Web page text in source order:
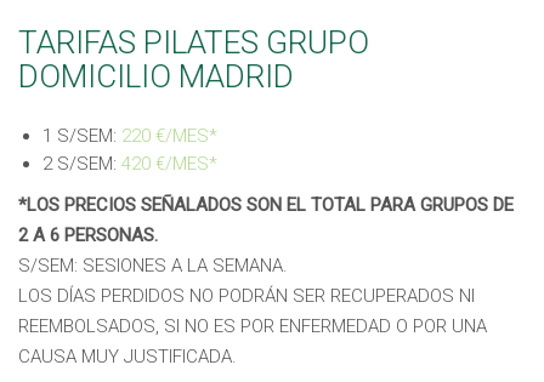
TARIFAS PILATES GRUPO
DOMICILIO MADRID
1 S/SEM: 220 €/MES*
2 S/SEM: 420 €/MES*
*LOS PRECIOS SEÑALADOS SON EL TOTAL PARA GRUPOS DE
2 A 6 PERSONAS.
S/SEM: SESIONES A LA SEMANA.
LOS DÍAS PERDIDOS NO PODRÁN SER RECUPERADOS NI
REEMBOLSADOS, SI NO ES POR ENFERMEDAD O POR UNA
CAUSA MUY JUSTIFICADA.